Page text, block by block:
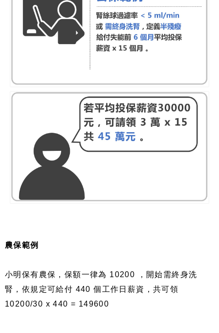
農保範例
小明保有農保，保額一律為 10200 ，開始需終身洗
腎，依規定可給付 440 個工作日薪資，共可領
10200/30 x 440 = 149600